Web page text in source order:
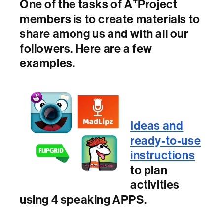
One of the tasks of A Project
members is to create materials to
share among us and with all our
followers. Here are a few
examples.
Ideas and
ready-to-use
instructions
to plan
activities
using 4 speaking APPS.